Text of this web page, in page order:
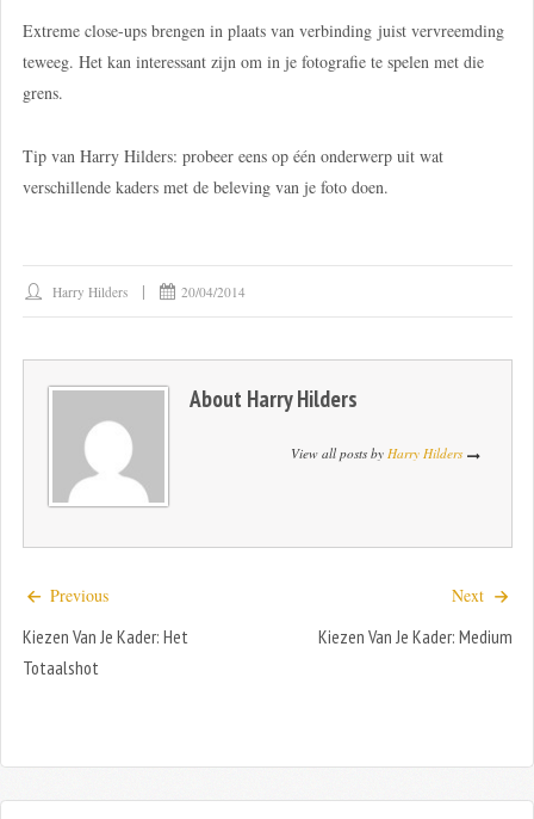
Extreme close-ups brengen in plaats van verbinding juist vervreemding
teweeg. Het kan interessant zijn om in je fotografie te spelen met die
grens.
Tip van Harry Hilders: probeer eens op één onderwerp uit wat
verschillende kaders met de beleving van je foto doen.
Harry Hilders 20/04/2014
About Harry Hilders
View all posts by Harry Hilders
Previous
Kiezen Van Je Kader: Het
Totaalshot
Next
Kiezen Van Je Kader: Medium